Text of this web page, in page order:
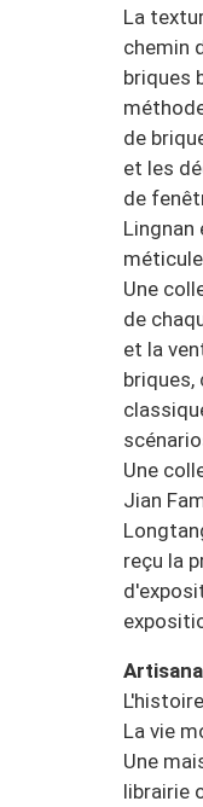
La
chemin
briques
de
et les
de
Une
de
et la
Une
Jian
reçu la
La vie
Une
librairie